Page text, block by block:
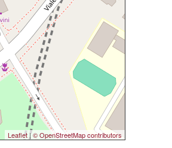
Leaflet|© OpenStreetMap contributors